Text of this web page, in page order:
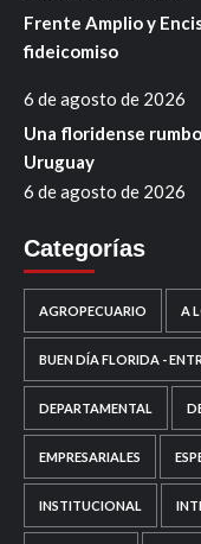
Frente Amplio y
fideicomiso
6 de agosto de 2026
Una floridense
Uruguay
6 de agosto de 2026
Categorías
AGROPECUARIO A
BUEN DÍA FLORIDA -
DEPARTAMENTAL
EMPRESARIALES
INSTITUCIONAL